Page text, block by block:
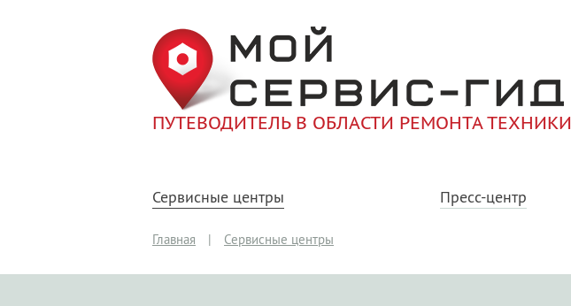
ПУТЕВОДИТЕЛЬ В ОБЛАСТИ РЕМОНТА ТЕХНИКИ
Сервисные центры Пресс-центр
Главная | Сервисные центры